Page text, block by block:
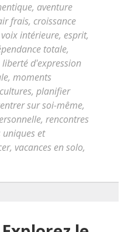
, aventure
frais, croissance
intérieure, esprit,
totale,
liberté d'expression
, moments
, planifier
sur soi-même,
, rencontres
et
, vacances en solo,